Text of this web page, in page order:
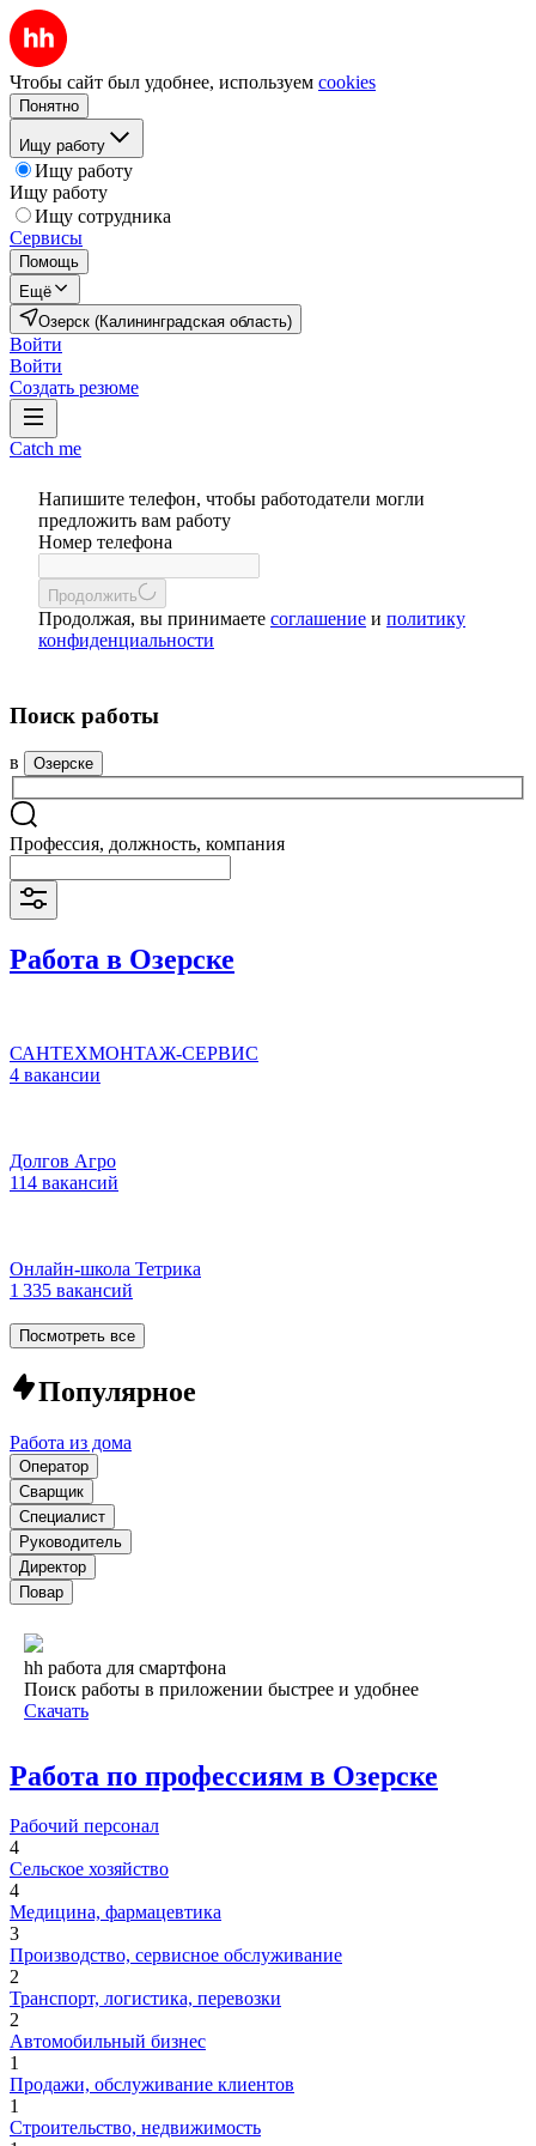
Чтобы сайт был удобнее, используем cookies
Понятно
Ищу работу
Ищу работу
Ищу работу
Ищу сотрудника
Сервисы
Помощь
Ещё
Озерск (Калининградская область)
Войти
Войти
Создать резюме
Catch me
Напишите телефон, чтобы работодатели могли
предложить вам работу
Номер телефона
Продолжить
Продолжая, вы принимаете соглашение и политику
конфиденциальности
Поиск работы
в Озерске
Профессия, должность, компания
Работа в Озерске
САНТЕХМОНТАЖ-СЕРВИС
4 вакансии
Долгов Агро
114 вакансий
Онлайн-школа Тетрика
1 335 вакансий
Посмотреть все
Популярное
Работа из дома
Оператор
Сварщик
Специалист
Руководитель
Директор
Повар
hh работа для смартфона
Поиск работы в приложении быстрее и удобнее
Скачать
Работа по профессиям в Озерске
Рабочий персонал
4
Сельское хозяйство
4
Медицина, фармацевтика
3
Производство, сервисное обслуживание
2
Транспорт, логистика, перевозки
2
Автомобильный бизнес
1
Продажи, обслуживание клиентов
1
Строительство, недвижимость